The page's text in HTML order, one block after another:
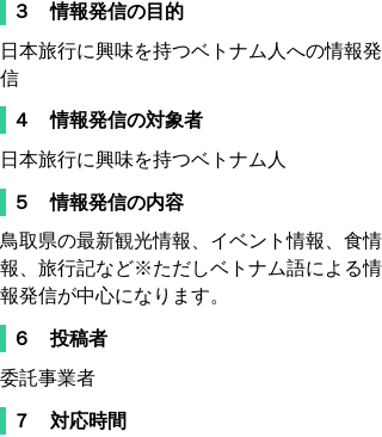
３ 情報発信の目的
日本旅行に興味を持つベトナム人への情報発
信
４ 情報発信の対象者
日本旅行に興味を持つベトナム人
５ 情報発信の内容
鳥取県の最新観光情報、イベント情報、食情
報、旅行記など※ただしベトナム語による情
報発信が中心になります。
６ 投稿者
委託事業者
７ 対応時間